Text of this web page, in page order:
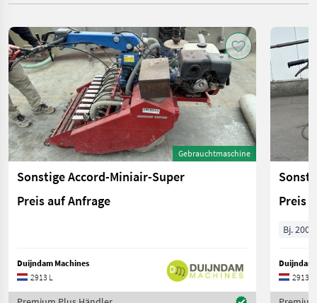
Gebrauchtmaschine
Sonstige Accord-Miniair-Super
Preis auf Anfrage
Duijndam Machines
2913 L
Preis
Bj. 2000
Duijndam
2913 L